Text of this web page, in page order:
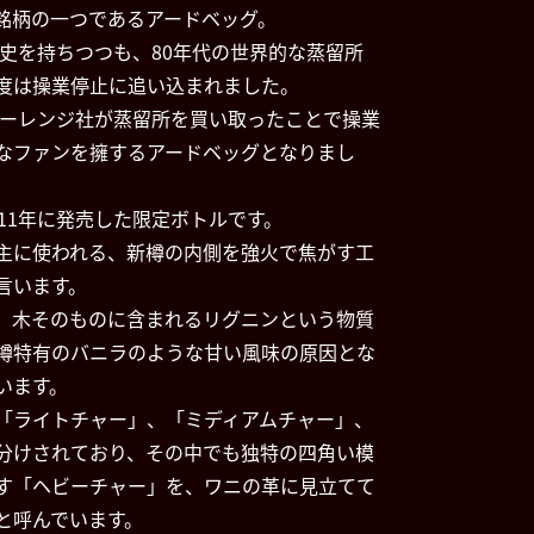
の一つであるアードベッグ。
を持ちつつも、80年代の世界的な蒸留所
操業停止に追い込まれました。
レンジ社が蒸留所を買い取ったことで操業
ファンを擁するアードベッグとなりまし
年に発売した限定ボトルです。
に使われる、新樽の内側を強火で焦がす工
ます。
木そのものに含まれるリグニンという物質
特有のバニラのような甘い風味の原因とな
す。
イトチャー」、「ミディアムチャー」、
けされており、その中でも独特の四角い模
「ヘビーチャー」を、ワニの革に見立てて
んでいます。